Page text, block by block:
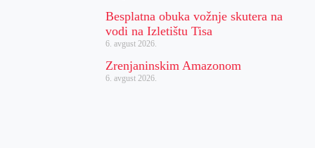
Besplatna obuka vožnje skutera na
vodi na Izletištu Tisa
6. avgust 2026.
Zrenjaninskim Amazonom
6. avgust 2026.